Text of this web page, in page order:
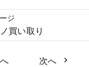
買い取り
次へ